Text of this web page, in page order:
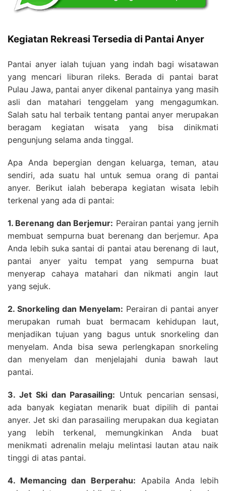
Kegiatan Rekreasi Tersedia di Pantai Anyer
Pantai anyer ialah tujuan yang indah bagi wisatawan
yang mencari liburan rileks. Berada di pantai barat
Pulau Jawa, pantai anyer dikenal pantainya yang masih
asli dan matahari tenggelam yang mengagumkan.
Salah satu hal terbaik tentang pantai anyer merupakan
beragam kegiatan wisata yang bisa dinikmati
pengunjung selama anda tinggal.
Apa Anda bepergian dengan keluarga, teman, atau
sendiri, ada suatu hal untuk semua orang di pantai
anyer. Berikut ialah beberapa kegiatan wisata lebih
terkenal yang ada di pantai:
1. Berenang dan Berjemur: Perairan pantai yang jernih
membuat sempurna buat berenang dan berjemur. Apa
Anda lebih suka santai di pantai atau berenang di laut,
pantai anyer yaitu tempat yang sempurna buat
menyerap cahaya matahari dan nikmati angin laut
yang sejuk.
2. Snorkeling dan Menyelam: Perairan di pantai anyer
merupakan rumah buat bermacam kehidupan laut,
menjadikan tujuan yang bagus untuk snorkeling dan
menyelam. Anda bisa sewa perlengkapan snorkeling
dan menyelam dan menjelajahi dunia bawah laut
pantai.
3. Jet Ski dan Parasailing: Untuk pencarian sensasi,
ada banyak kegiatan menarik buat dipilih di pantai
anyer. Jet ski dan parasailing merupakan dua kegiatan
yang lebih terkenal, memungkinkan Anda buat
menikmati adrenalin melaju melintasi lautan atau naik
tinggi di atas pantai.
4. Memancing dan Berperahu: Apabila Anda lebih